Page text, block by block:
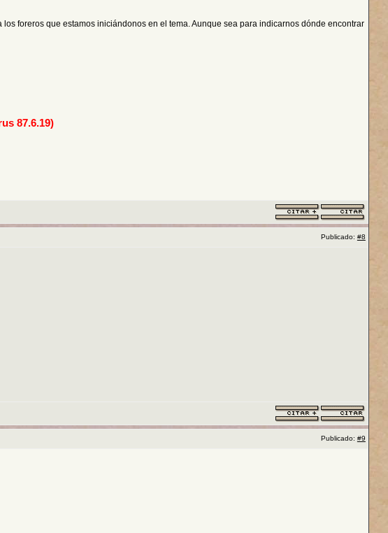
foreros que estamos iniciándonos en el tema. Aunque sea para indicarnos dónde encontrar
87.6.19)
Publicado: #8
Publicado: #9